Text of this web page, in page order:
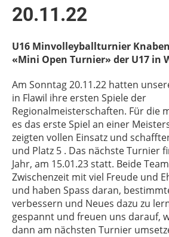
20.11.22
U16 Minvolleyballturnier
«Mini Open Turnier» der U17 in
Am Sonntag 20.11.22 hatten
in Flawil ihre ersten Spiele der
Regionalmeisterschaften. Für die
es das erste Spiel an einer
zeigten vollen Einsatz und
und Platz 5 . Das nächste Turnier
Jahr, am 15.01.23 statt. Beide
Zwischenzeit mit viel Freude und
und haben Spass daran,
verbessern und Neues dazu zu
gespannt und freuen uns darauf,
dann am nächsten Turnier